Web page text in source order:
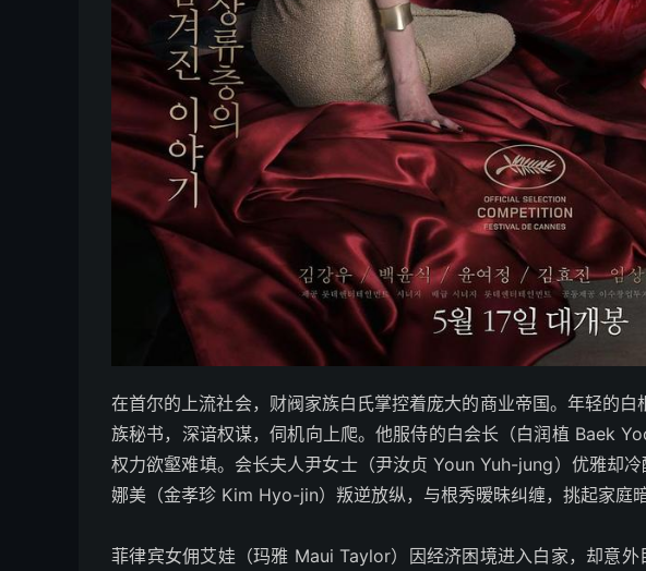
在首尔的上流社会，财阀家族白氏掌控着庞大的商业帝国。年轻的
族秘书，深谙权谋，伺机向上爬。他服侍的白会长（白润植 Baek
权力欲壑难填。会长夫人尹女士（尹汝贞 Youn Yuh-jung）优雅却
娜美（金孝珍 Kim Hyo-jin）叛逆放纵，与根秀暧昧纠缠，挑起家庭暗
菲律宾女佣艾娃（玛雅 Maui Taylor）因经济困境进入白家，却意